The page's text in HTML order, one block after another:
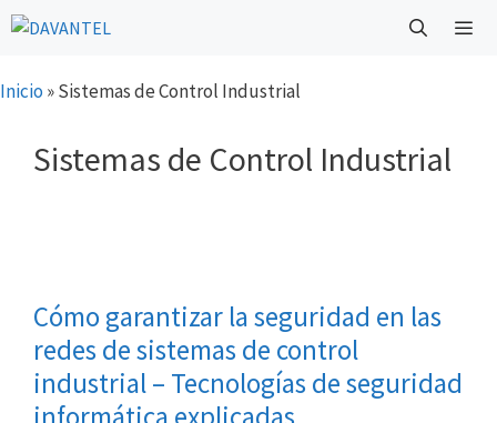
Saltar
al
Inicio »Sistemas de Control Industrial
Sistemas de Control Industrial
Cómo garantizar la seguridad en las
redes de sistemas de control
industrial – Tecnologías de seguridad